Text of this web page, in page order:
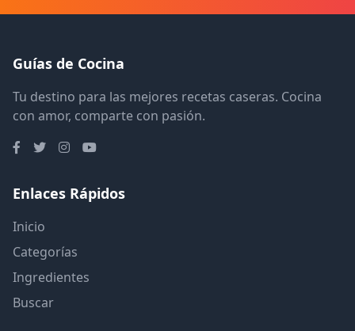
Guías de Cocina
Tu destino para las mejores recetas caseras. Cocina
con amor, comparte con pasión.
Enlaces Rápidos
Inicio
Categorías
Ingredientes
Buscar